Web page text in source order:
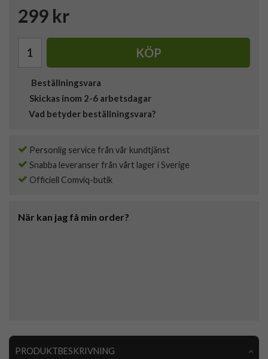
299 kr
KÖP
Beställningsvara
Skickas inom 2-6 arbetsdagar
Vad betyder beställningsvara?
Personlig service från vår kundtjänst
Snabba leveranser från vårt lager i Sverige
Officiell Comviq-butik
När kan jag få min order?
PRODUKTBESKRIVNING